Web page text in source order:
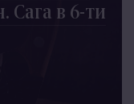
Сага в 6-ти